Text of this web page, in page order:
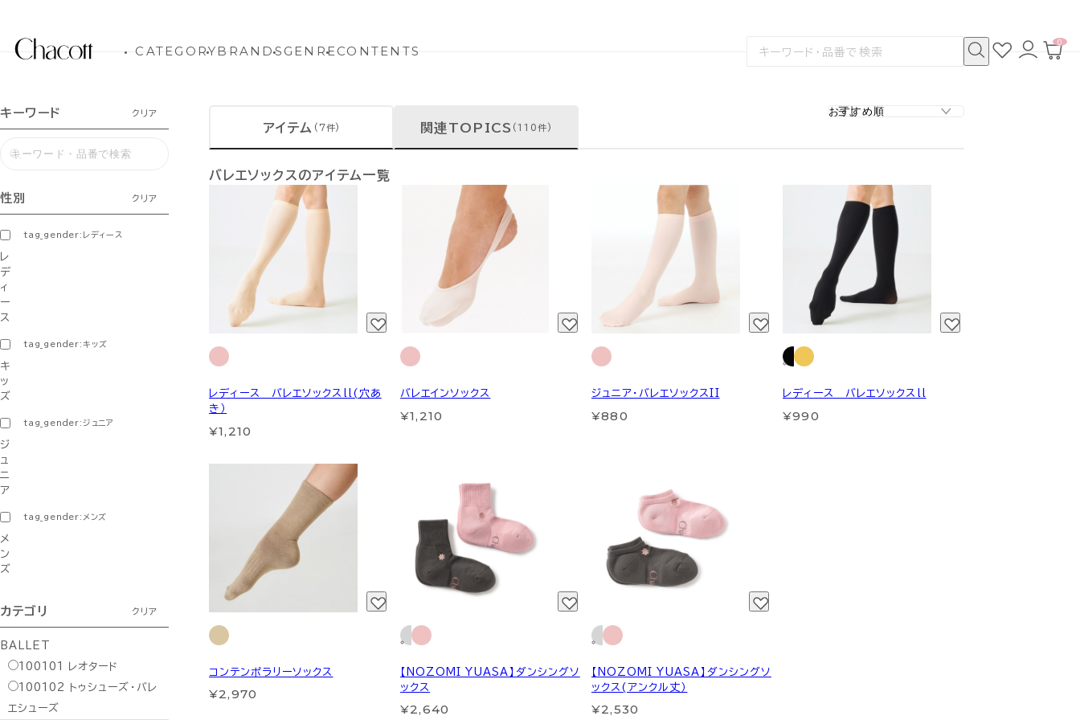
CATEGORYBRANDSGENRECONTENTS
検
お
気
ロ
グ
カ
0
キーワード クリア
性別 クリア
tag_gender:レディース
レ
デ
ィ
ー
ス
tag_gender:キッズ
キ
ッ
ズ
tag_gender:ジュニア
ジ
ュ
ニ
ア
tag_gender:メンズ
メ
ン
ズ
カテゴリ クリア
BALLET
100101
レオタード
100102
トゥシューズ・バレ
エシューズ
アイテム (7件) 関連TOPICS (110件)
バレエソックスのアイテム一覧
レディース バレエソックスll(穴あ
き）
¥1,210
バレエインソックス
¥1,210
ジュニア・バレエソックスII
¥880
レディース バレエソックスll
¥990
コンテンポラリーソックス
¥2,970
【NOZOMI YUASA】ダンシングソ
ックス
¥2,640
【NOZOMI YUASA】ダンシングソ
ックス(アンクル丈）
¥2,530